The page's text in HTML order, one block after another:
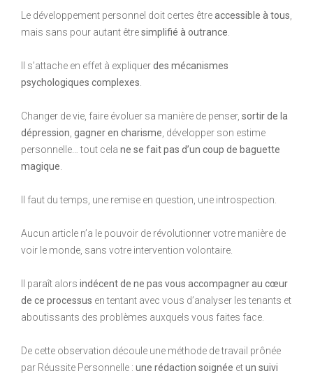
Le développement personnel doit certes êtreaccessible à tous
mais sans pour autant êtresimplifié à outrance
Il s’attache en effet à expliquerdes mécanismes
psychologiques complexes
Changer de vie, faire évoluer sa manière de penser, sortir de la
dépression gagner en charisme , développer son estime
personnelle… tout cela ne se fait pas d’un coup de baguette
magique
Il faut du temps, une remise en question, une introspection.
Aucun article n’a le pouvoir de révolutionner votre manière de
voir le monde, sans votre intervention volontaire.
Il paraît alors indécent de ne pas vous accompagner au cœur
de ce processus en tentant avec vous d’analyser les tenants et
aboutissants des problèmes auxquels vous faites face.
De cette observation découle une méthode de travail prônée
par Réussite Personnelle : une rédaction soignée etun suivi